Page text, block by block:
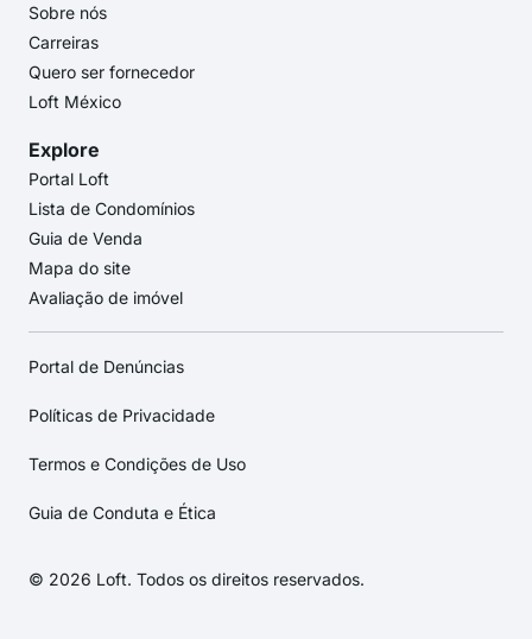
Sobre nós
Carreiras
Quero ser fornecedor
Loft México
Explore
Portal Loft
Lista de Condomínios
Guia de Venda
Mapa do site
Avaliação de imóvel
Portal de Denúncias
Políticas de Privacidade
Termos e Condições de Uso
Guia de Conduta e Ética
© 2026 Loft. Todos os direitos reservados.